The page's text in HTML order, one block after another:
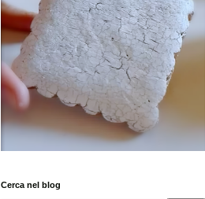
Cerca nel blog